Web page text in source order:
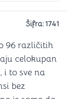
Šifra:1741
96 različitih
celokupan
i to sve na
bez